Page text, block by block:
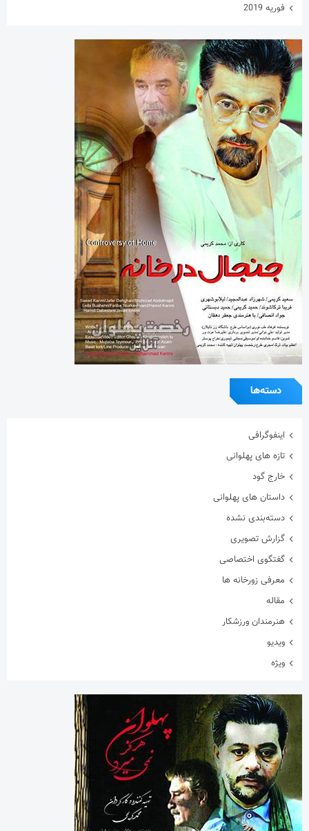
فوریه 2019
دسته‌ها
اینفوگرافی
تازه های پهلوانی
خارج گود
داستان های پهلوانی
دسته‌بندی نشده
گزارش تصویری
گفتگوی اختصاصی
معرفی زورخانه ها
مقاله
هنرمندان ورزشکار
ویدیو
ویژه